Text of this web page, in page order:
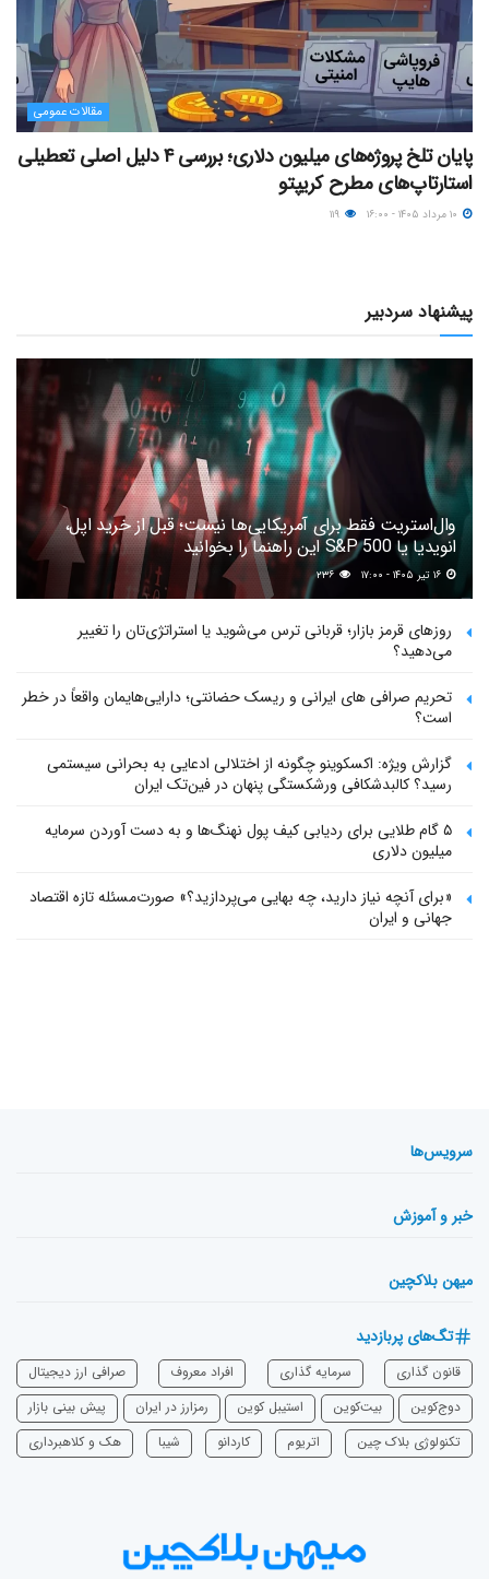
مقالات عمومی
پایان تلخ پروژه‌های میلیون دلاری؛ بررسی ۴ دلیل اصلی تعطیلی
استارتاپ‌های مطرح کریپتو
پیشنهاد سردبیر
وال‌استریت فقط برای آمریکایی‌ها نیست؛ قبل از خرید اپل،
انویدیا یا S&P 500 این راهنما را بخوانید
۲۳۶
روزهای قرمز بازار؛ قربانی ترس می‌شوید یا استراتژی‌تان را تغییر
می‌دهید؟
تحریم صرافی های ایرانی و ریسک حضانتی؛ دارایی‌هایمان واقعاً در خطر
است؟
گزارش ویژه: اکسکوینو چگونه از اختلالی ادعایی به بحرانی سیستمی
رسید؟ کالبدشکافی ورشکستگی پنهان در فین‌تک ایران
۵ گام طلایی برای ردیابی کیف پول‌ نهنگ‌ها و به دست آوردن سرمایه
میلیون دلاری
«برای آنچه نیاز دارید، چه بهایی می‌پردازید؟» صورت‌مسئله تازه اقتصاد
جهانی و ایران
سرویس‌ها
خبر و آموزش
میهن بلاکچین
تگ‌های پربازدید
قانون گذاری سرمایه‌ گذاری افراد معروف
صرافی ارز دیجیتال
دوج‌کوین
بیت‌کوین استیبل کوین رمزارز در ایران
پیش بینی بازار
تکنولوژی بلاک چین
اتریوم ‌کاردانو شیبا هک و کلاهبرداری